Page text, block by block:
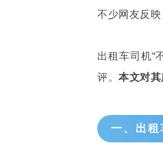
不少网友反
出租车司机“
评。本文对其
一、出租